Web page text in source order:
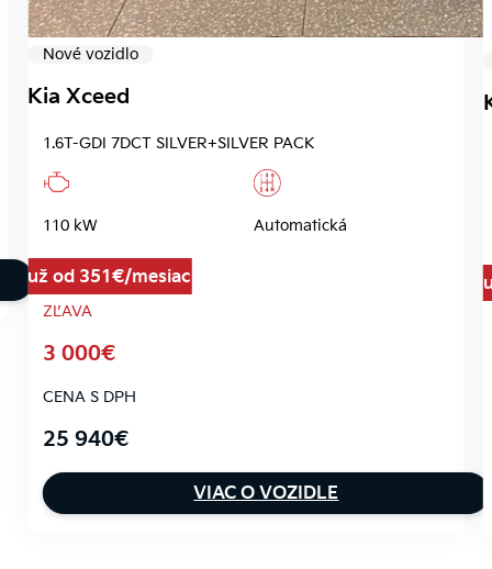
Nové vozidlo
Kia Xceed
1.6T-GDI 7DCT SILVER+SILVER PACK
110 kW Automatická
už od 351€/mesiac
ZĽAVA
3 000€
CENA S DPH
25 940€
VIAC O VOZIDLE